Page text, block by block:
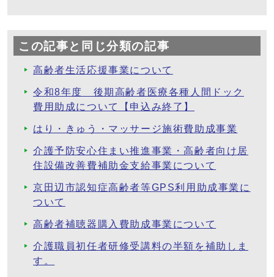
この記事と同じ分類の記事
高齢者生活応援事業について
令和8年度 後期高齢者医療各種人間ドック
費用助成について【申込み終了】
はり・きゅう・マッサージ施術費助成事業
介護予防安心住まい推進事業・高齢者向け居
住設備改善費補助金支給事業について
京田辺市認知症高齢者等GPS利用助成事業に
ついて
高齢者補聴器購入費助成事業について
介護職員初任者研修受講料の半額を補助しま
す。